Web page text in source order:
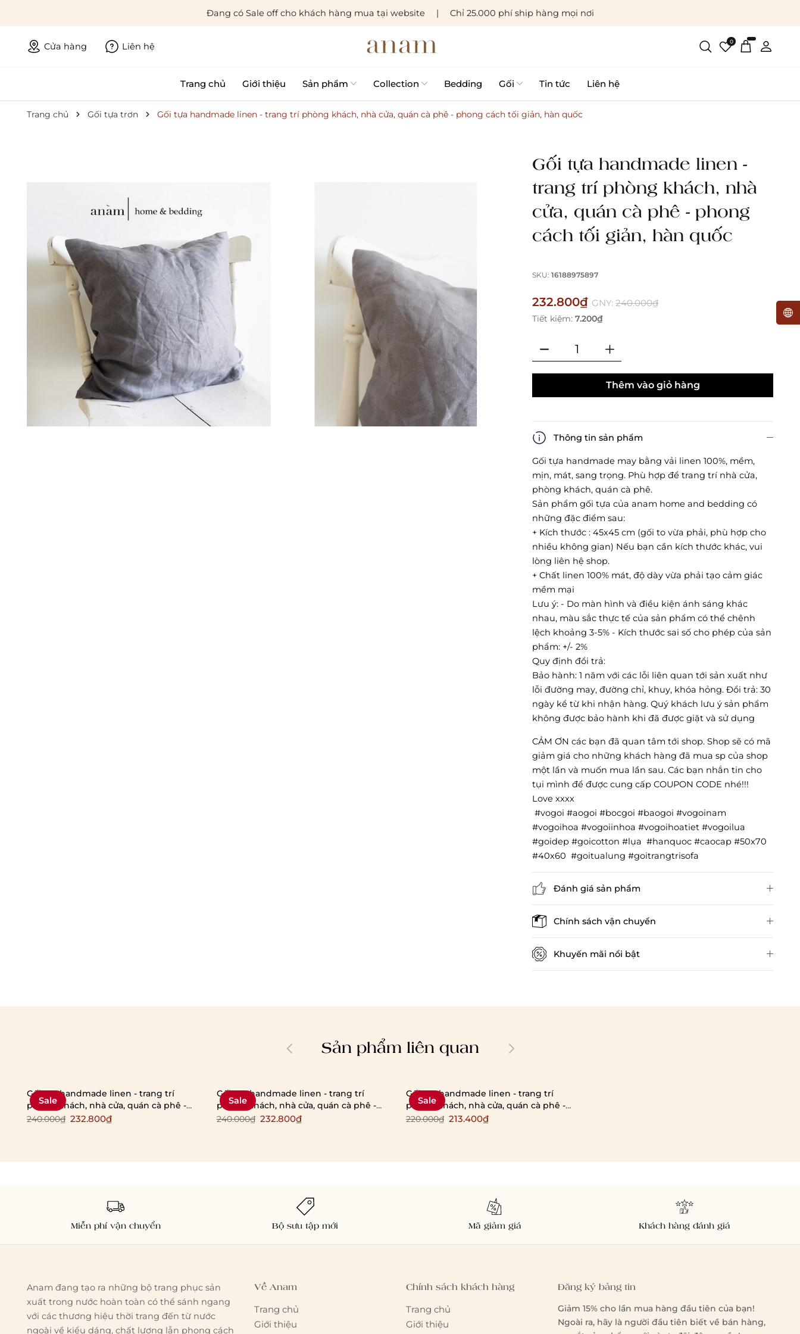
Đang có Sale off cho khách hàng mua tại website Chỉ 25.000 phí ship hàng mọi nơi
Cửa hàng Liên hệ 0
Trang chủ Giới thiệu Sản phẩm Collection Bedding Gối Tin tức Liên hệ
Trang chủ Gối tựa trơn Gối tựa handmade linen - trang trí phòng khách, nhà cửa, quán cà phê - phong cách tối giản, hàn quốc
Gối tựa handmade linen -
trang trí phòng khách, nhà
cửa, quán cà phê - phong
cách tối giản, hàn quốc
SKU:16188975897
232.800₫ GNY:240.000₫
Tiết kiệm:7.200₫
Thêm vào giỏ hàng
Thông tin sản phẩm
Gối tựa handmade may bằng vải linen 100%, mềm,
mịn, mát, sang trọng. Phù hợp để trang trí nhà cửa,
phòng khách, quán cà phê.
Sản phẩm gối tựa của anam home and bedding có
những đặc điểm sau:
+ Kích thước : 45x45 cm (gối to vừa phải, phù hợp cho
nhiều không gian) Nếu bạn cần kích thước khác, vui
lòng liên hệ shop.
+ Chất linen 100% mát, độ dày vừa phải tạo cảm giác
mềm mại
Lưu ý: - Do màn hình và điều kiện ánh sáng khác
nhau, màu sắc thực tế của sản phẩm có thể chênh
lệch khoảng 3-5% - Kích thước sai số cho phép của sản
phẩm: +/- 2%
Quy định đổi trả:
Bảo hành: 1 năm với các lỗi liên quan tới sản xuất như
lỗi đường may, đường chỉ, khuy, khóa hỏng. Đổi trả: 30
ngày kể từ khi nhận hàng. Quý khách lưu ý sản phẩm
không được bảo hành khi đã được giặt và sử dụng
CẢM ƠN các bạn đã quan tâm tới shop. Shop sẽ có mã
giảm giá cho những khách hàng đã mua sp của shop
một lần và muốn mua lần sau. Các bạn nhắn tin cho
tụi mình để được cung cấp COUPON CODE nhé!!!
Love xxxx
#vogoi #aogoi #bocgoi #baogoi #vogoinam
#vogoihoa #vogoiinhoa #vogoihoatiet #vogoilua
#goidep #goicotton #lụa #hanquoc #caocap #50x70
#40x60 #goitualung #goitrangtrisofa
Đánh giá sản phẩm
Chính sách vận chuyển
×
Khuyến mãi nổi bật
Sản phẩm liên quan
Sale
Gối tựa handmade linen - trang trí
phòng khách, nhà cửa, quán cà phê -
phong cách tối giản, hàn quốc
240.000₫ 232.800₫
Sale
Gối tựa handmade linen - trang trí
phòng khách, nhà cửa, quán cà phê -
phong cách tối giản, hàn quốc
240.000₫ 232.800₫
Sale
Gối tựa handmade linen - trang trí
phòng khách, nhà cửa, quán cà phê -
phong cách tối giản, hàn quốc
220.000₫ 213.400₫
Miễn phí vận chuyển Bộ sưu tập mới Mã giảm giá Khách hàng đánh giá
Anam đang tạo ra những bộ trang phục sản
xuất trong nước hoàn toàn có thể sánh ngang
với các thương hiệu thời trang đến từ nước
ngoài về kiểu dáng, chất lượng lẫn phong cách
Về Anam
Trang chủ
Giới thiệu
Chính sách khách hàng
Trang chủ
Giới thiệu
Đăng ký bảng tin
Giảm 15% cho lần mua hàng đầu tiên của bạn!
Ngoài ra, hãy là người đầu tiên biết về bán hàng,